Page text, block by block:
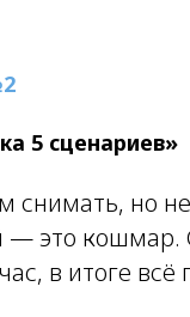
5 сценариев»
снимать, но
— это кошмар.
в итоге всё